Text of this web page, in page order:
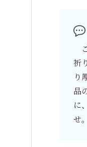
祈
り
品
に
せ